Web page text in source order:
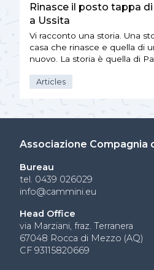
Rinasce il posto tappa
a Ussita
Vi racconto una storia. Una
casa che rinasce e quella di
nuovo. La storia è quella di
Articles
Associazione Compagnia
Bureau
tel. 0439 026029
info@cammini.eu
Head Office
via Marziani, fraz. Terranera
67048 Rocca di Mezzo (AQ)
CF 93115820669